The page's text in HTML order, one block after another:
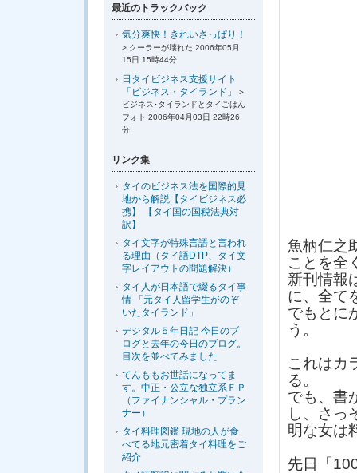
魚柄仁之
ことを全
新刊情報
に、全て
でもとに
う。
これはカ
る。
でも、書
し、さっ
明な女は
先日「
最近のトラックバック
気分爽快！きれいさっぱり！
> クーラーが壊れた 2006年05月
15日 15時44分
日タイビジネス支援サイト
「ビジネス・タイランド」
>
ビジネス･タイランドとタイごはん
フォト 2006年04月03日 22時26
分
リンク集
タイのビジネス法を国際的見
地から解説【タイビジネス必
携】 【タイ国の国税法典対
訳】
タイ文字が特殊言語と言われ
る理由（タイ語DTP、タイ文
字レイアウトの問題解決）
タイ人が日本語で綴るタイ事
情 「元タイ人留学生がのぞ
いたタイランド」
デジタル５年日記 今日のブ
ログと去年の今日のブログ。
目次を並べてみました
てんももお世話になってま
す。中正・公立な独立系ＦＰ
（ファイナンシャル・プラン
ナー）
タイ料理図鑑 現地の人が食
べてる地元密着タイ料理をご
紹介